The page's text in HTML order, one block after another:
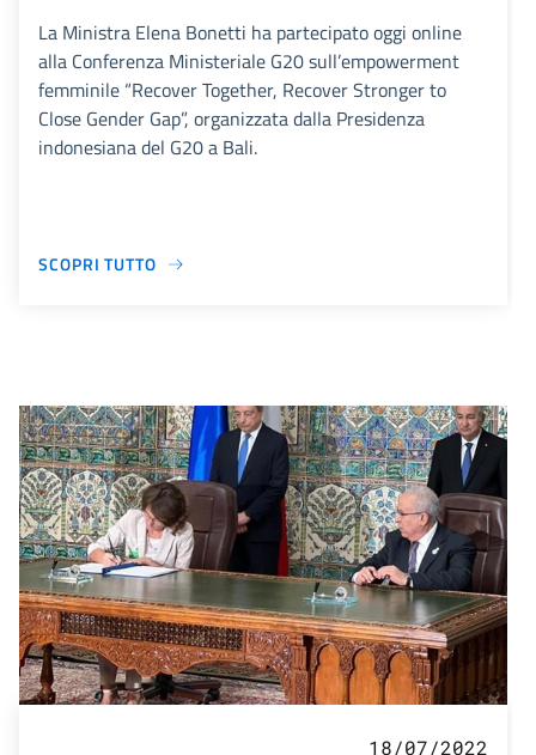
La Ministra Elena Bonetti ha partecipato oggi online
alla Conferenza Ministeriale G20 sull’empowerment
femminile “Recover Together, Recover Stronger to
Close Gender Gap”, organizzata dalla Presidenza
indonesiana del G20 a Bali.
SCOPRI TUTTO
18/07/2022